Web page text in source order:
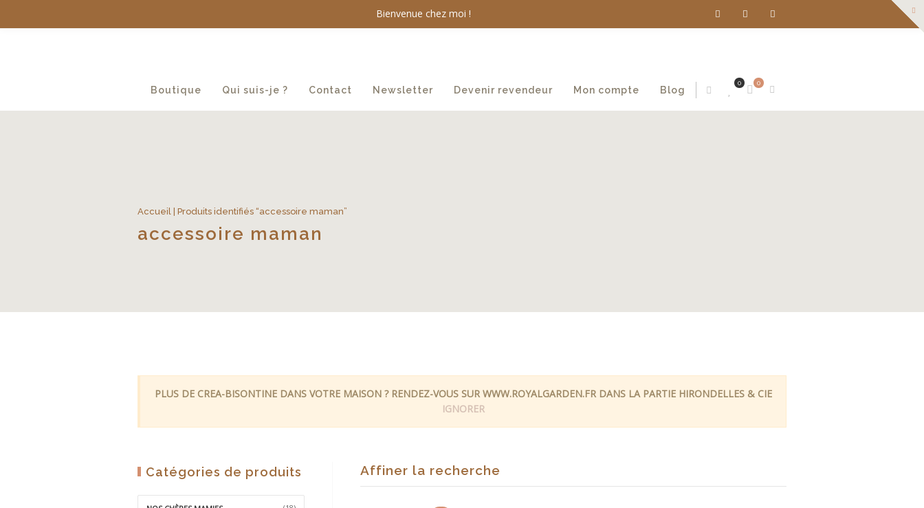
Bienvenue chez moi !
0
0
Boutique Qui suis-je ? Contact Newsletter Devenir revendeur Mon compte Blog
Accueil | Produits identifiés “accessoire maman”
accessoire maman
PLUS DE CREA-BISONTINE DANS VOTRE MAISON ? RENDEZ-VOUS SUR WWW.ROYALGARDEN.FR DANS LA PARTIE HIRONDELLES & CIE
IGNORER
Affiner la recherche
Catégories de produits